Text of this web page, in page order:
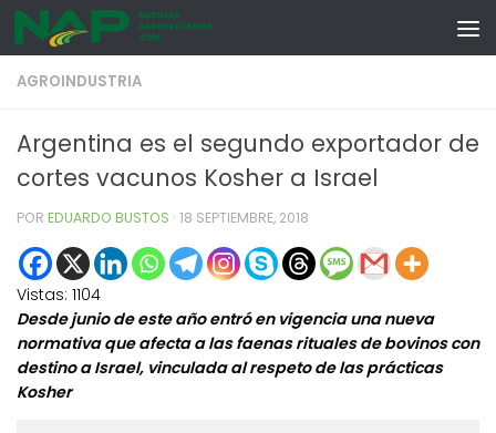
Skip to content
AGROINDUSTRIA
Argentina es el segundo exportador de
cortes vacunos Kosher a Israel
POR EDUARDO BUSTOS · 18 SEPTIEMBRE, 2018
Vistas: 1104
Desde junio de este año entró en vigencia una nueva
normativa que afecta a las faenas rituales de bovinos con
destino a Israel, vinculada al respeto de las prácticas
Kosher